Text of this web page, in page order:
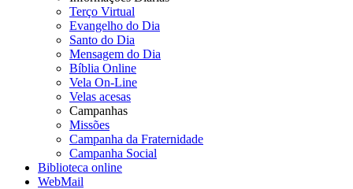
Terço Virtual
Evangelho do Dia
Santo do Dia
Mensagem do Dia
Bíblia Online
Vela On-Line
Velas acesas
Campanhas
Missões
Campanha da Fraternidade
Campanha Social
Biblioteca online
WebMail